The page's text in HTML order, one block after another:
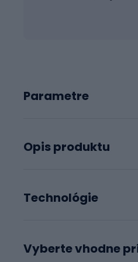
Parametre
Opis produktu
Technológie
Vyberte vhodne